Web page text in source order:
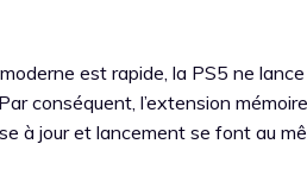
est rapide, la PS5 ne
conséquent, l’extension
à jour et lancement se font au